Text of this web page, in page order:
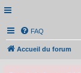
FAQ
Accueil du forum